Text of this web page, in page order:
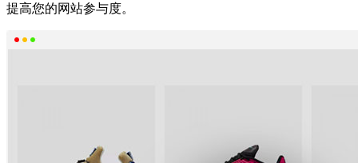
提高您的网站参与度。